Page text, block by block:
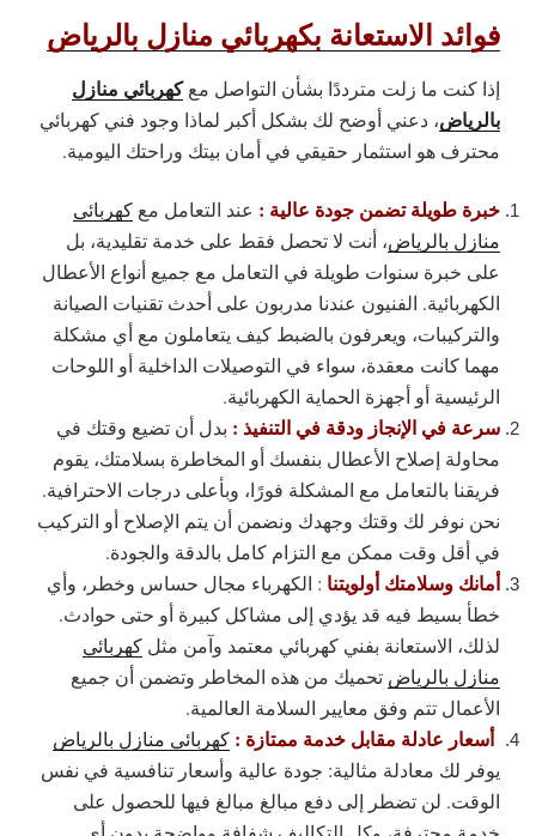
فوائد الاستعانة بكهربائي منازل بالرياض
إذا كنت ما زلت مترددًا بشأن التواصل معكهربائي منازل
بالرياض، دعني أوضح لك بشكل أكبر لماذا وجود فني كهربائي
محترف هو استثمار حقيقي في أمان بيتك وراحتك اليومية.
خبرة طويلة تضمن جودة عالية : عند التعامل مع كهربائي
منازل بالرياض، أنت لا تحصل فقط على خدمة تقليدية، بل
على خبرة سنوات طويلة في التعامل مع جميع أنواع الأعطال
الكهربائية. الفنيون عندنا مدربون على أحدث تقنيات الصيانة
والتركيبات، ويعرفون بالضبط كيف يتعاملون مع أي مشكلة
مهما كانت معقدة، سواء في التوصيلات الداخلية أو اللوحات
الرئيسية أو أجهزة الحماية الكهربائية.
سرعة في الإنجاز ودقة في التنفيذ : بدل أن تضيع وقتك في
محاولة إصلاح الأعطال بنفسك أو المخاطرة بسلامتك، يقوم
فريقنا بالتعامل مع المشكلة فورًا، وبأعلى درجات الاحترافية.
نحن نوفر لك وقتك وجهدك ونضمن أن يتم الإصلاح أو التركيب
في أقل وقت ممكن مع التزام كامل بالدقة والجودة.
أمانك وسلامتك أولويتنا : الكهرباء مجال حساس وخطر، وأي
خطأ بسيط فيه قد يؤدي إلى مشاكل كبيرة أو حتى حوادث.
لذلك، الاستعانة بفني كهربائي معتمد وآمن مثل كهربائي
منازل بالرياض تحميك من هذه المخاطر وتضمن أن جميع
الأعمال تتم وفق معايير السلامة العالمية.
أسعار عادلة مقابل خدمة ممتازة : كهربائي منازل بالرياض
يوفر لك معادلة مثالية: جودة عالية وأسعار تنافسية في نفس
الوقت. لن تضطر إلى دفع مبالغ مبالغ فيها للحصول على